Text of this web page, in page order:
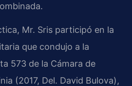
Mr. Sris participó en la
que condujo a la
573 de la Cámara de
(2017, Del. David Bulova),